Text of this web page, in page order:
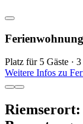
Platz für 5 Gäste ·
Weitere Infos zu